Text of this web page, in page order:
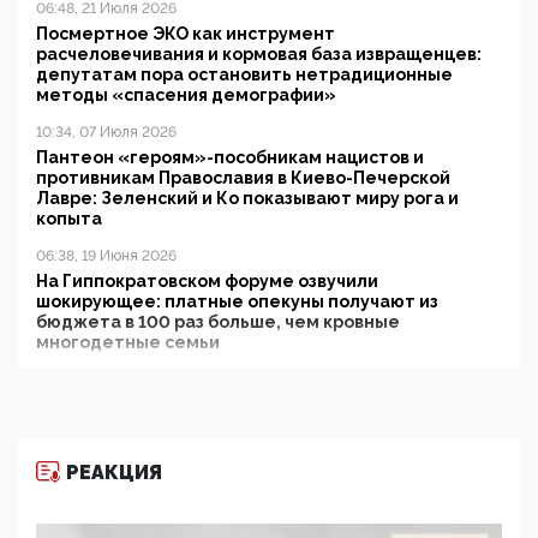
06:48, 21 Июля 2026
Посмертное ЭКО как инструмент
расчеловечивания и кормовая база извращенцев:
депутатам пора остановить нетрадиционные
методы «спасения демографии»
10:34, 07 Июля 2026
Пантеон «героям»-пособникам нацистов и
противникам Православия в Киево-Печерской
Лавре: Зеленский и Ко показывают миру рога и
копыта
06:38, 19 Июня 2026
На Гиппократовском форуме озвучили
шокирующее: платные опекуны получают из
бюджета в 100 раз больше, чем кровные
многодетные семьи
11:53, 09 Июня 2026
деятельность ИИТО ЮНЕСКО в России, но
РЕАКЦИЯ